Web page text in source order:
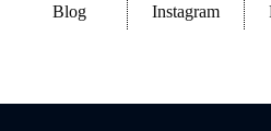
Blog Instagram